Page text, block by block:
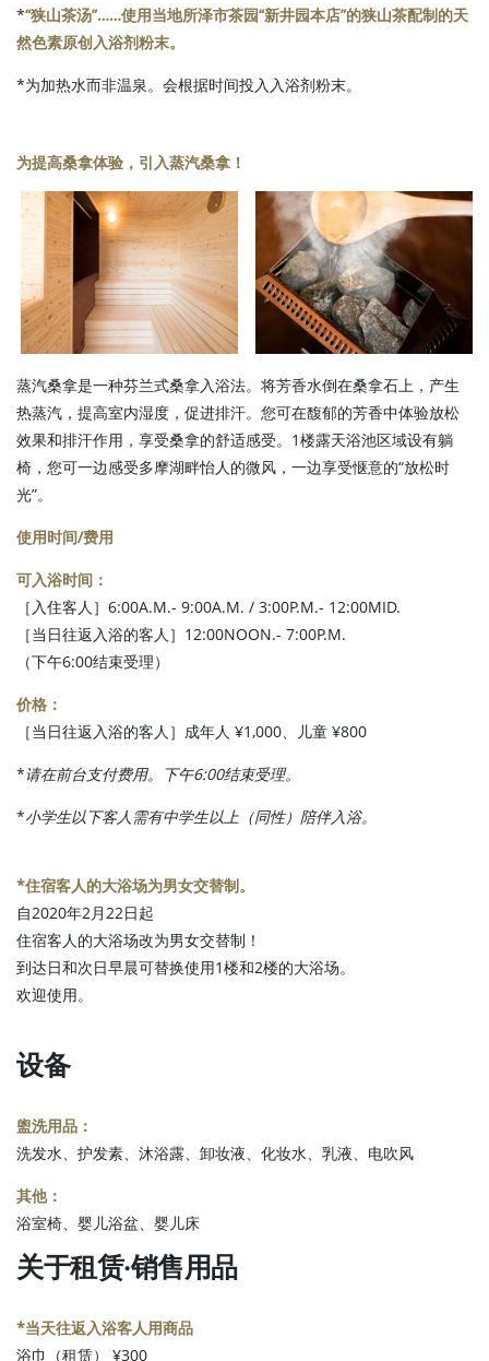
*“狭山茶汤”……使用当地所泽市茶园“新井园本店”的狭山茶配制的天
然色素原创入浴剂粉末。
*为加热水而非温泉。会根据时间投入入浴剂粉末。
为提高桑拿体验，引入蒸汽桑拿！
蒸汽桑拿是一种芬兰式桑拿入浴法。将芳香水倒在桑拿石上，产生
热蒸汽，提高室内湿度，促进排汗。您可在馥郁的芳香中体验放松
效果和排汗作用，享受桑拿的舒适感受。1楼露天浴池区域设有躺
椅，您可一边感受多摩湖畔怡人的微风，一边享受惬意的“放松时
光”。
使用时间/费用
可入浴时间：
［入住客人］6:00A.M.- 9:00A.M. / 3:00P.M.- 12:00MID.
［当日往返入浴的客人］12:00NOON.- 7:00P.M.
（下午6:00结束受理）
价格：
［当日往返入浴的客人］成年人 ¥1,000、儿童 ¥800
*请在前台支付费用。下午6:00结束受理。
*小学生以下客人需有中学生以上（同性）陪伴入浴。
*住宿客人的大浴场为男女交替制。
自2020年2月22日起
住宿客人的大浴场改为男女交替制！
到达日和次日早晨可替换使用1楼和2楼的大浴场。
欢迎使用。
设备
盥洗用品：
洗发水、护发素、沐浴露、卸妆液、化妆水、乳液、电吹风
其他：
浴室椅、婴儿浴盆、婴儿床
关于租赁·销售用品
*当天往返入浴客人用商品
浴巾（租赁） ¥300